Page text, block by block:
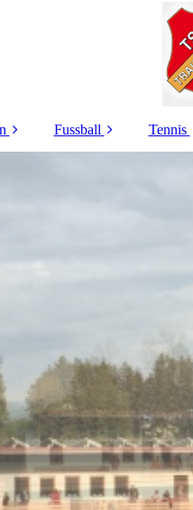
Fussball
D-Junioren (SG)
F-Junioren
G-Junioren
AH
Tennis